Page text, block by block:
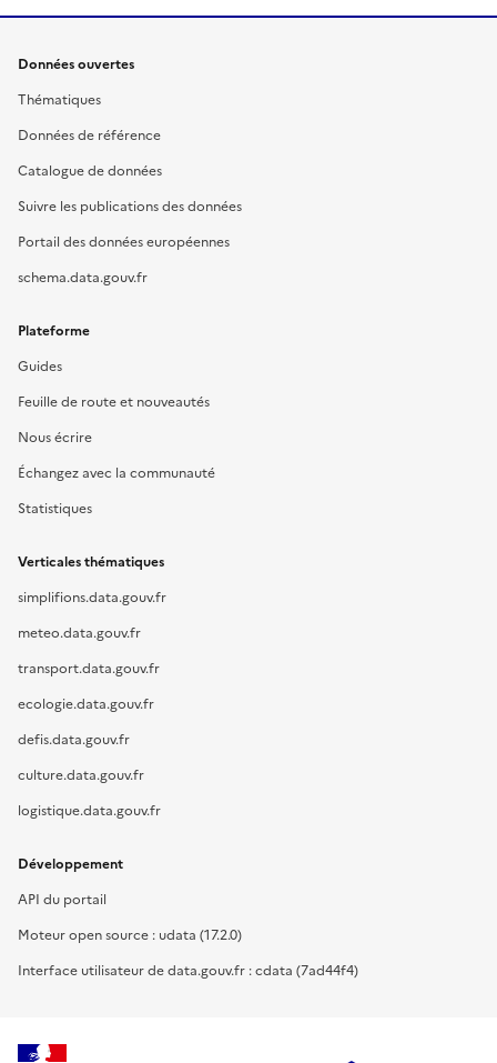
Données ouvertes
Thématiques
Données de référence
Catalogue de données
Suivre les publications des données
Portail des données européennes
schema.data.gouv.fr
Plateforme
Guides
Feuille de route et nouveautés
Nous écrire
Échangez avec la communauté
Statistiques
Verticales thématiques
simplifions.data.gouv.fr
meteo.data.gouv.fr
transport.data.gouv.fr
ecologie.data.gouv.fr
defis.data.gouv.fr
culture.data.gouv.fr
logistique.data.gouv.fr
Développement
API du portail
Moteur open source : udata (17.2.0)
Interface utilisateur de data.gouv.fr : cdata (7ad44f4)